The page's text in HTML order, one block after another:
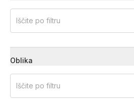
Iščite po filtru
Oblika
Iščite po filtru